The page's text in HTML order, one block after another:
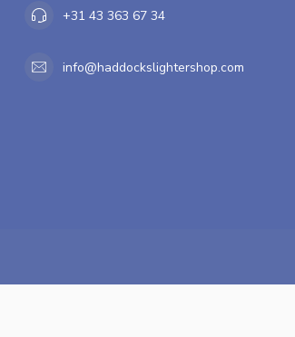
+31 43 363 67 34
info@haddockslightershop.com